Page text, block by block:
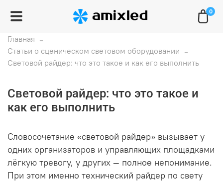
0
Главная
Статьи о сценическом световом оборудовании
Световой райдер: что это такое и как его выполнить
Световой райдер: что это такое и
как его выполнить
Словосочетание «световой райдер» вызывает у
одних организаторов и управляющих площадками
лёгкую тревогу, у других — полное непонимание.
При этом именно технический райдер по свету